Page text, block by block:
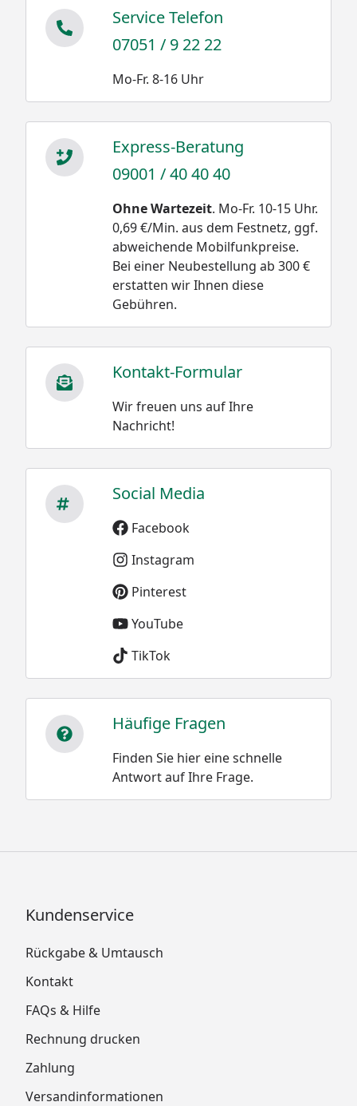
Service Telefon
07051 / 9 22 22
Mo-Fr. 8-16 Uhr
Express-Beratung
09001 / 40 40 40
Ohne Wartezeit. Mo-Fr. 10-15 Uhr.
0,69 €/Min. aus dem Festnetz, ggf.
abweichende Mobilfunkpreise.
Bei einer Neubestellung ab 300 €
erstatten wir Ihnen diese
Gebühren.
Kontakt-Formular
Wir freuen uns auf Ihre
Nachricht!
Social Media
Facebook
Instagram
Pinterest
YouTube
TikTok
Häufige Fragen
Finden Sie hier eine schnelle
Antwort auf Ihre Frage.
Kundenservice
Rückgabe & Umtausch
Kontakt
FAQs & Hilfe
Rechnung drucken
Zahlung
Versandinformationen